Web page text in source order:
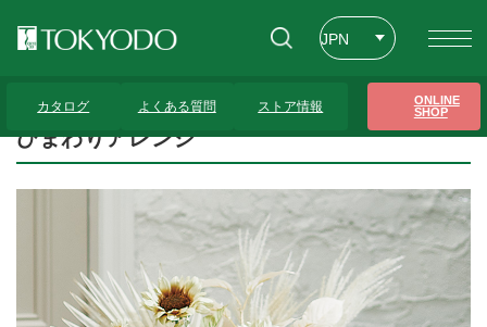
JPN
カタログ よくある質問 ストア情報
ONLINE
SHOP
ひまわりアレンジ
ひまわりアレンジ